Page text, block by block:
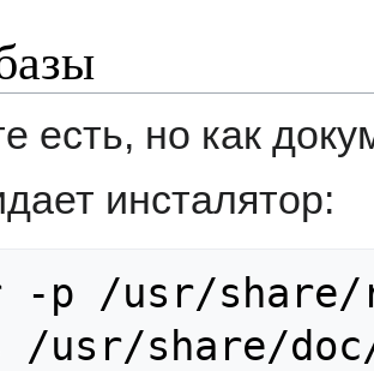
есть, но как
инсталятор:
-p /usr/share/
usr/share/doc/